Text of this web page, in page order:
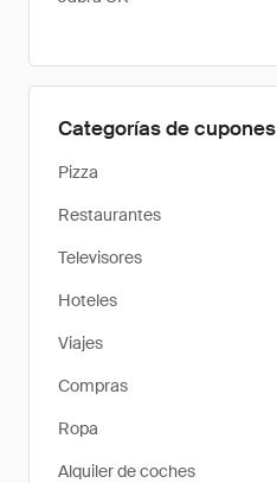
Categorías de cupones
Pizza
Restaurantes
Televisores
Hoteles
Viajes
Compras
Ropa
Alquiler de coches